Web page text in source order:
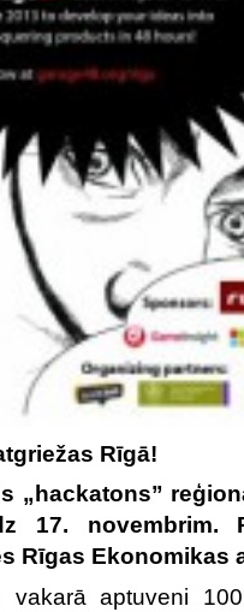
Rīgā!
„hackatons”
17. novembrim.
Rīgas Ekonomikas
vakarā aptuveni